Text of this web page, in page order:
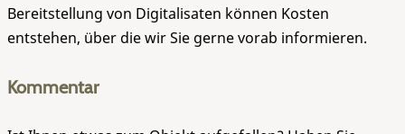
Bereitstellung von Digitalisaten können Kosten
entstehen, über die wir Sie gerne vorab informieren.
Kommentar